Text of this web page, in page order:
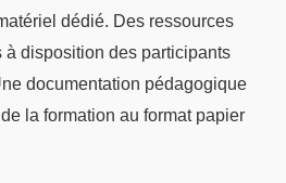
dédié. Des ressources
à disposition des participants
documentation pédagogique
la formation au format papier